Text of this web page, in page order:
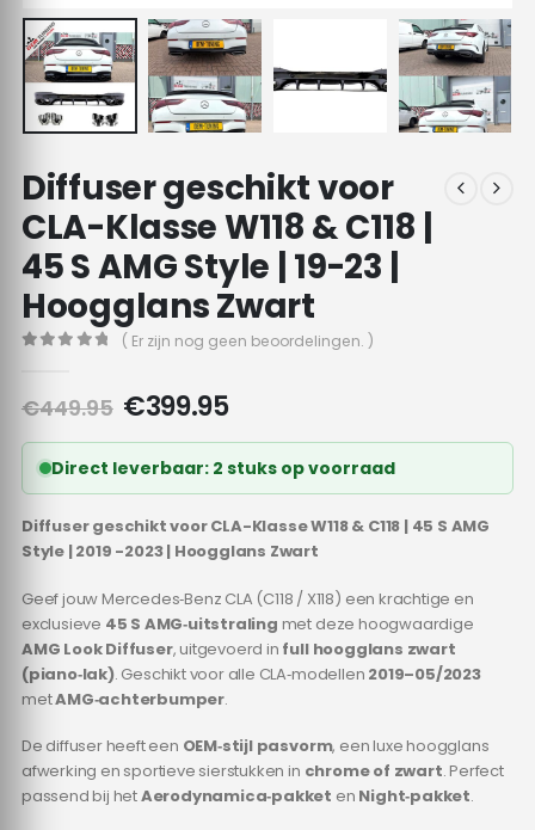
Diffuser geschikt voor
CLA-Klasse W118 & C118 |
45 S AMG Style | 19-23 |
Hoogglans Zwart
( Er zijn nog geen beoordelingen. )
€449.95 Oorspronkelijke
was:
€449.95.
€399.95Huidige
is:
€399.95.
Direct leverbaar: 2 stuks op voorraad
Diffuser geschikt voor CLA-Klasse W118 & C118 | 45 S AMG
Style | 2019 -2023 | Hoogglans Zwart
Geef jouw Mercedes‑Benz CLA (C118 / X118) een krachtige en
exclusieve 45 S AMG‑uitstraling met deze hoogwaardige
AMG Look Diffuser, uitgevoerd in full hoogglans zwart
(piano‑lak). Geschikt voor alle CLA‑modellen 2019–05/2023
metAMG‑achterbumper.
De diffuser heeft een OEM‑stijl pasvorm, een luxe hoogglans
afwerking en sportieve sierstukken in chrome of zwart. Perfect
passend bij hetAerodynamica‑pakket en Night‑pakket.